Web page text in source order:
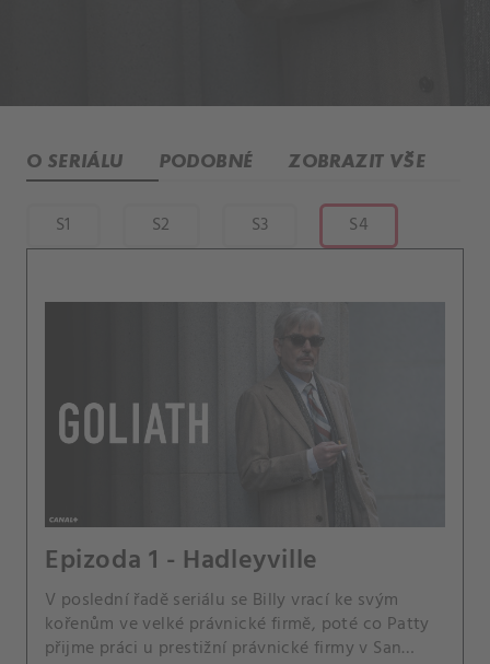
O SERIÁLU PODOBNÉ ZOBRAZIT VŠE
S1 S2 S3 S4
Epizoda 1 - Hadleyville
V poslední řadě seriálu se Billy vrací ke svým
kořenům ve velké právnické firmě, poté co Patty
přijme práci u prestižní právnické firmy v San